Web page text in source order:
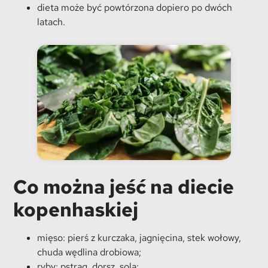
dieta może być powtórzona dopiero po dwóch
latach.
Co można jeść na diecie
kopenhaskiej
mięso: pierś z kurczaka, jagnięcina, stek wołowy,
chuda wędlina drobiowa;